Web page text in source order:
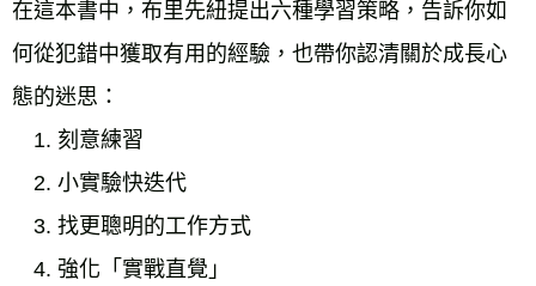
在這本書中，布里先紐提出六種學習策略，告訴你如
何從犯錯中獲取有用的經驗，也帶你認清關於成長心
態的迷思：
1. 刻意練習
2. 小實驗快迭代
3. 找更聰明的工作方式
4. 強化「實戰直覺」